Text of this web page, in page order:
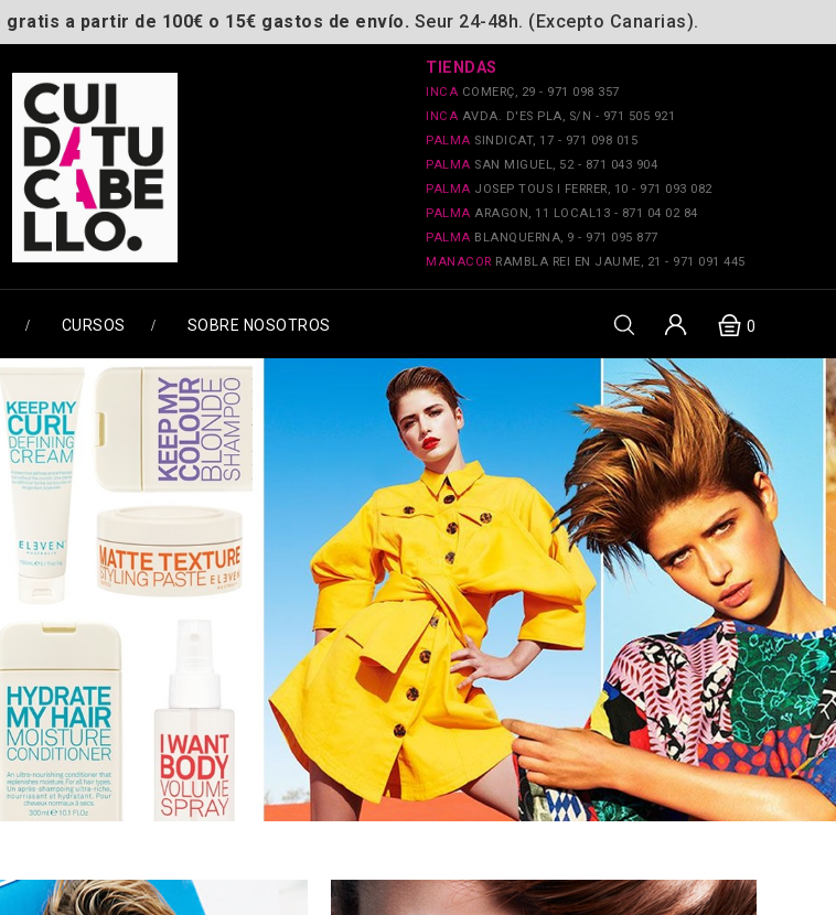
a partir de 100€ o 15€ gastos de envío. Seur 24-48h. (Excepto Canarias).
TIENDAS
INCA COMERÇ, 29 - 971 098 357
INCA AVDA. D'ES PLA, S/N - 971 505 921
PALMA SINDICAT, 17 - 971 098 015
PALMA SAN MIGUEL, 52 - 871 043 904
PALMA JOSEP TOUS I FERRER, 10 - 971 093 082
PALMA ARAGON, 11 LOCAL13 - 871 04 02 84
PALMA BLANQUERNA, 9 - 971 095 877
MANACOR RAMBLA REI EN JAUME, 21 - 971 091 445
CURSOS SOBRE NOSOTROS 0